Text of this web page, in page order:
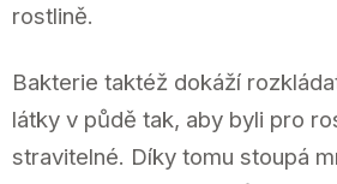
rostlině.
Bakterie taktéž dokáží
látky v půdě tak, aby byli pro
stravitelné. Díky tomu stoupá